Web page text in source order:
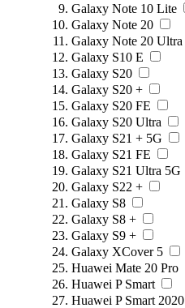
Galaxy Note 10 Lite
Galaxy Note 20
Galaxy Note 20 Ultra
Galaxy S10 E
Galaxy S20
Galaxy S20 +
Galaxy S20 FE
Galaxy S20 Ultra
Galaxy S21 + 5G
Galaxy S21 FE
Galaxy S21 Ultra 5G
Galaxy S22 +
Galaxy S8
Galaxy S8 +
Galaxy S9 +
Galaxy XCover 5
Huawei Mate 20 Pro
Huawei P Smart
Huawei P Smart 2020